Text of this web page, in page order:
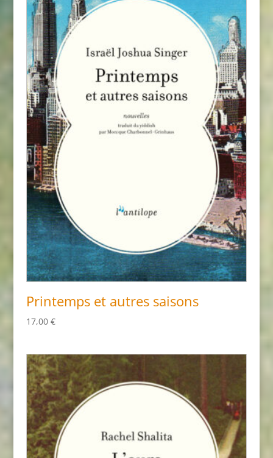
Printemps et autres saisons
17,00 €